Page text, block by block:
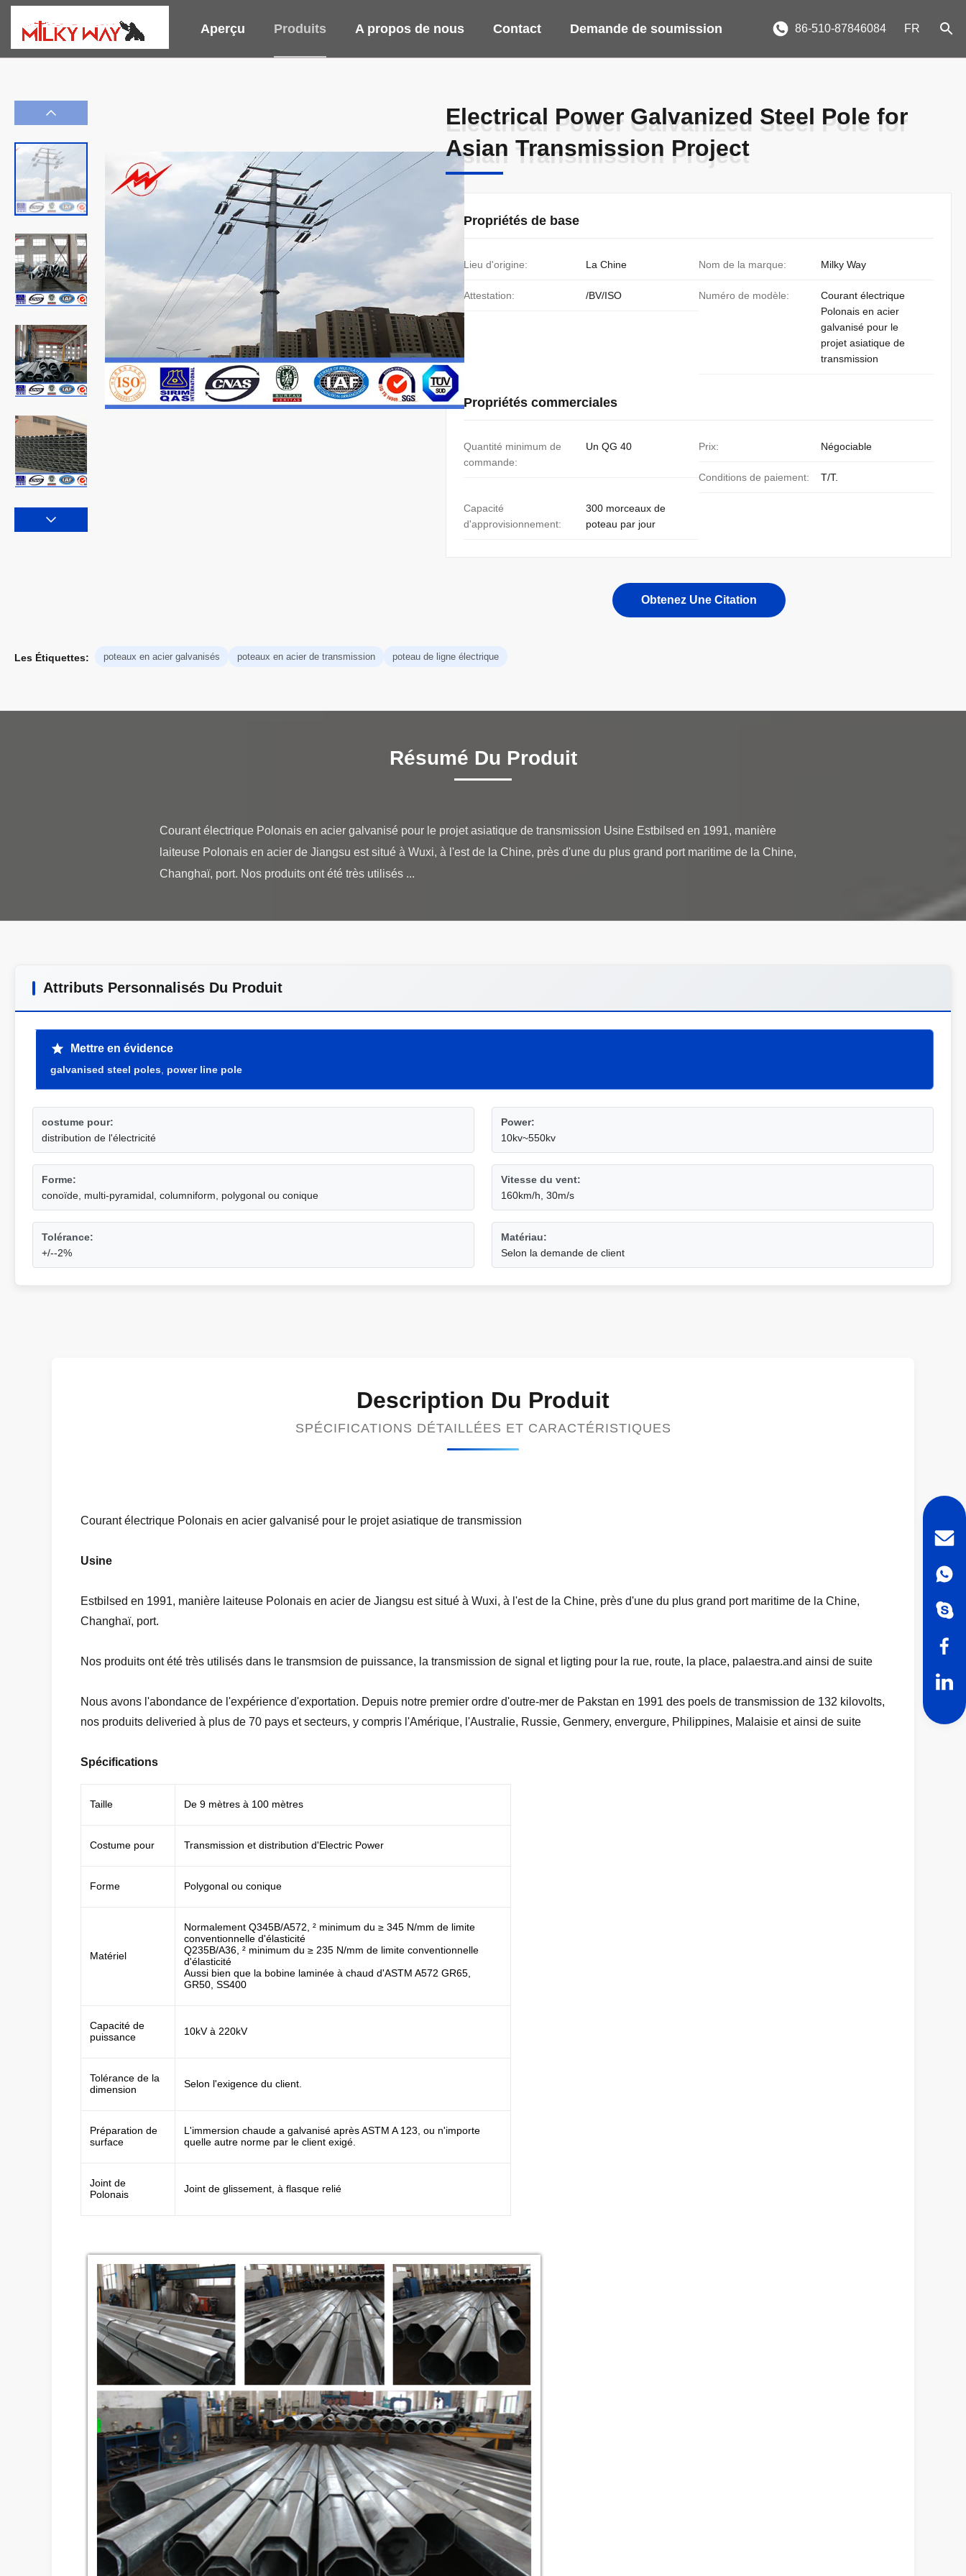
Aperçu Produits A propos de nous Contact Demande de soumission 86-510-87846084 FR
Electrical Power Galvanized Steel Pole for
Asian Transmission Project
Electrical Power Galvanized Steel Pole for
Asian Transmission Project
Propriétés de base
Lieu d'origine: La Chine Nom de la marque: Milky Way
Attestation: /BV/ISO Numéro de modèle:
Courant électrique
Polonais en acier
galvanisé pour le
projet asiatique de
transmission
Propriétés commerciales
Quantité minimum de
commande:
Un QG 40 Prix: Négociable
Conditions de paiement: T/T.
Capacité
d'approvisionnement:
300 morceaux de
poteau par jour
Obtenez Une Citation
Les Étiquettes: poteaux en acier galvanisés poteaux en acier de transmission poteau de ligne électrique
Résumé Du Produit
Courant électrique Polonais en acier galvanisé pour le projet asiatique de transmission Usine Estbilsed en 1991, manière
laiteuse Polonais en acier de Jiangsu est situé à Wuxi, à l'est de la Chine, près d'une du plus grand port maritime de la Chine,
Attributs Personnalisés Du Produit
Mettre en évidence
galvanised steel poles power line pole
costume pour:
distribution de l'électricité
Power:
10kv~550kv
Forme:
conoïde, multi-pyramidal, columniform, polygonal ou conique
Vitesse du vent:
160km/h, 30m/s
Tolérance:
+/--2%
Matériau:
Selon la demande de client
Description Du Produit
SPÉCIFICATIONS DÉTAILLÉES ET CARACTÉRISTIQUES
Courant électrique Polonais en acier galvanisé pour le projet asiatique de transmission
Usine
Estbilsed en 1991, manière laiteuse Polonais en acier de Jiangsu est situé à Wuxi, à l'est de la Chine, près d'une du plus grand port maritime de la Chine,
Changhaï, port.
Nos produits ont été très utilisés dans le transmsion de puissance, la transmission de signal et ligting pour la rue, route, la place, palaestra.and ainsi de suite
Nous avons l'abondance de l'expérience d'exportation. Depuis notre premier ordre d'outre-mer de Pakstan en 1991 des poels de transmission de 132 kilovolts,
nos produits deliveried à plus de 70 pays et secteurs, y compris l'Amérique, l'Australie, Russie, Genmery, envergure, Philippines, Malaisie et ainsi de suite
Spécifications
Taille De 9 mètres à 100 mètres
Costume pour Transmission et distribution d'Electric Power
Forme Polygonal ou conique
Matériel
Normalement Q345B/A572, ² minimum du ≥ 345 N/mm de limite
conventionnelle d'élasticité
Q235B/A36, ² minimum du ≥ 235 N/mm de limite conventionnelle
d'élasticité
Aussi bien que la bobine laminée à chaud d'ASTM A572 GR65,
GR50, SS400
Capacité de
puissance
10kV à 220kV
Tolérance de la
dimension
Selon l'exigence du client.
Préparation de
surface
L'immersion chaude a galvanisé après ASTM A 123, ou n'importe
quelle autre norme par le client exigé.
Joint de
Polonais
Joint de glissement, à flasque relié